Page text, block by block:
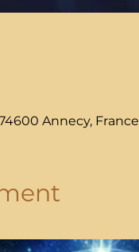
Annecy, France